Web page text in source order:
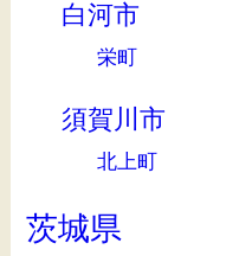
白河市
栄町
須賀川市
北上町
茨城県